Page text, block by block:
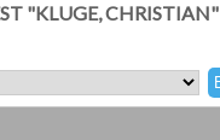
"KLUGE, CHRISTIAN"